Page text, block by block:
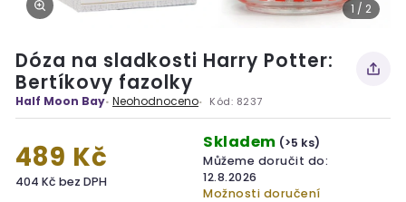
1 / 2
Dóza na sladkosti Harry Potter:
Bertíkovy fazolky
Half Moon Bay Neohodnoceno Kód: 8237
489 Kč
404 Kč bez DPH
Skladem (>5 ks)
Můžeme doručit do:
12.8.2026
Možnosti doručení